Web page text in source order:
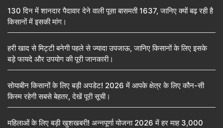
130 दिन में शानदार पैदावार देने वाली पूसा बासमती 1637, जानिए क्यों बढ़ रही है
किसानों में इसकी मांग।
हरी खाद से मिट्टी बनेगी पहले से ज्यादा उपजाऊ, जानिए किसानों के लिए इसके
बड़े फायदे और उपयोग की पूरी जानकारी।
सोयाबीन किसानों के लिए बड़ी अपडेट! 2026 में आपके क्षेत्र के लिए कौन-सी
किस्म रहेगी सबसे बेहतर, देखें पूरी सूची।
महिलाओं के लिए बड़ी खुशखबरी! अन्नपूर्णा योजना 2026 में हर माह 3,000